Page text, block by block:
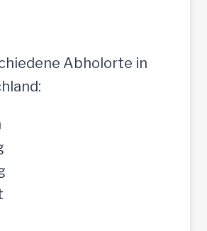
Abholorte in